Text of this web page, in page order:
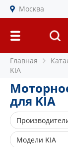
Москва
Главная
KIA
для KIA
FEBI
Модели KIA